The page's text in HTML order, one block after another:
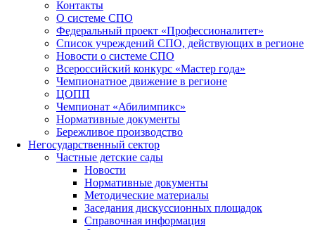
Контакты
О системе СПО
Федеральный проект «Профессионалитет»
Список учреждений СПО, действующих в регионе
Новости о системе СПО
Всероссийский конкурс «Мастер года»
Чемпионатное движение в регионе
ЦОПП
Чемпионат «Абилимпикс»
Нормативные документы
Бережливое производство
Негосударственный сектор
Частные детские сады
Новости
Нормативные документы
Методические материалы
Заседания дискуссионных площадок
Справочная информация